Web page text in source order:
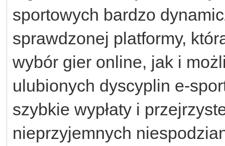
sportowych bardzo
sprawdzonej platformy,
wybór gier online, jak i
ulubionych dyscyplin e-
szybkie wypłaty i
nieprzyjemnych